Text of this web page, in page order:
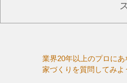
業界20年以上のプロにあ
家づくりを質問してみよ